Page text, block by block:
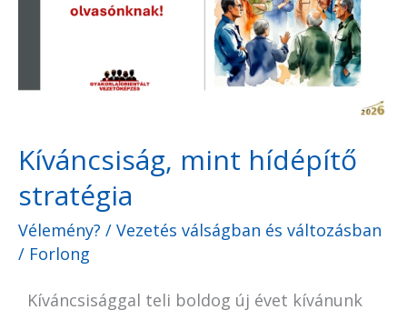
Kíváncsiság, mint hídépítő
stratégia
Vélemény? / Vezetés válságban és változásban
/ Forlong
Kíváncsisággal teli boldog új évet kívánunk
stratégia